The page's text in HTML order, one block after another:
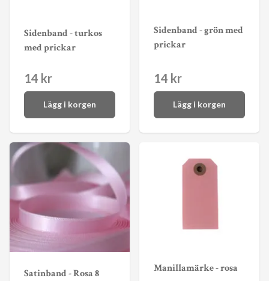
Sidenband - turkos
med prickar
14 kr
Lägg i korgen
Sidenband - grön med
prickar
14 kr
Lägg i korgen
Satinband - Rosa 8
Manillamärke - rosa